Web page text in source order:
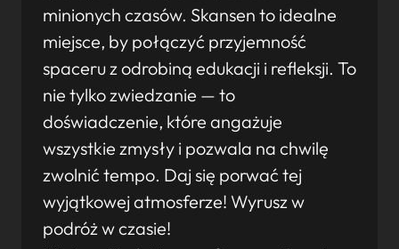
minionych czasów. Skansen to idealne
miejsce, by połączyć przyjemność
spaceru z odrobiną edukacji i refleksji. To
nie tylko zwiedzanie — to
doświadczenie, które angażuje
wszystkie zmysły i pozwala na chwilę
zwolnić tempo. Daj się porwać tej
wyjątkowej atmosferze! Wyrusz w
podróż w czasie!